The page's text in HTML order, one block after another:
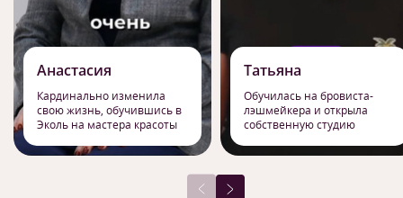
Анастасия
Кардинально изменила
свою жизнь, обучившись в
Эколь на мастера красоты
Татьяна
Обучилась на бровиста-
лэшмейкера и открыла
собственную студию